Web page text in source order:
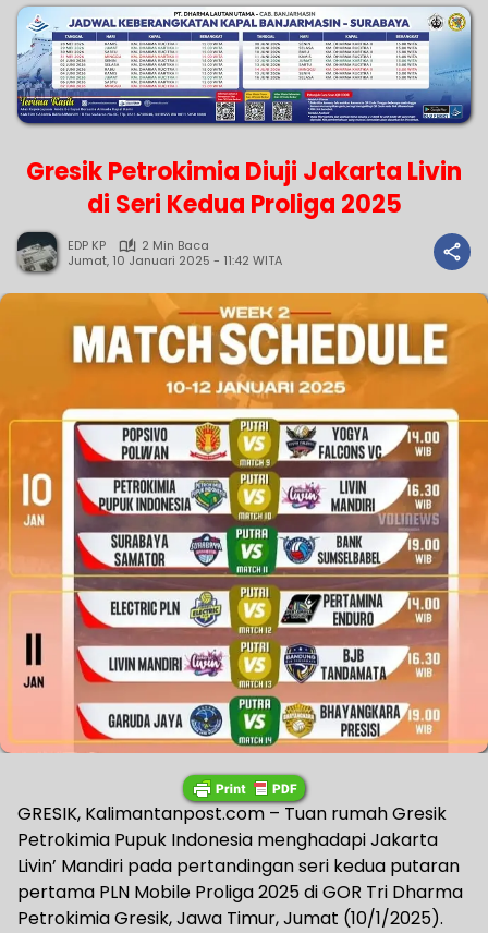
Gresik Petrokimia Diuji Jakarta Livin
di Seri Kedua Proliga 2025
EDP KP
2 Min Baca
Jumat, 10 Januari 2025 - 11:42 WITA
GRESIK, Kalimantanpost.com – Tuan rumah Gresik
Petrokimia Pupuk Indonesia menghadapi Jakarta
Livin’ Mandiri pada pertandingan seri kedua putaran
pertama PLN Mobile Proliga 2025 di GOR Tri Dharma
Petrokimia Gresik, Jawa Timur, Jumat (10/1/2025).